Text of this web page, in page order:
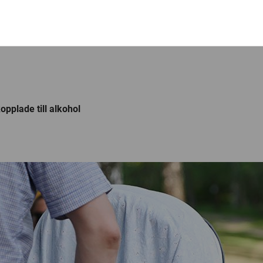
till alkohol